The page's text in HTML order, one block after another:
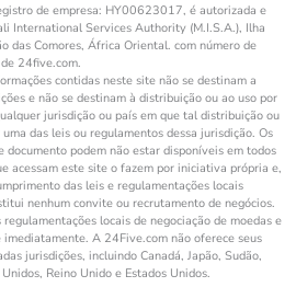
de empresa: HY00623017, é autorizada e
International Services Authority (M.I.S.A.), Ilha
das Comores, África Oriental. com número de
24five.com.
contidas neste site não se destinam a
e não se destinam à distribuição ou ao uso por
jurisdição ou país em que tal distribuição ou
das leis ou regulamentos dessa jurisdição. Os
documento podem não estar disponíveis em todos
acessam este site o fazem por iniciativa própria e,
das leis e regulamentações locais
nenhum convite ou recrutamento de negócios.
locais de negociação de moedas e
A 24Five.com não oferece seus
jurisdições, incluindo Canadá, Japão, Sudão,
Reino Unido e Estados Unidos.